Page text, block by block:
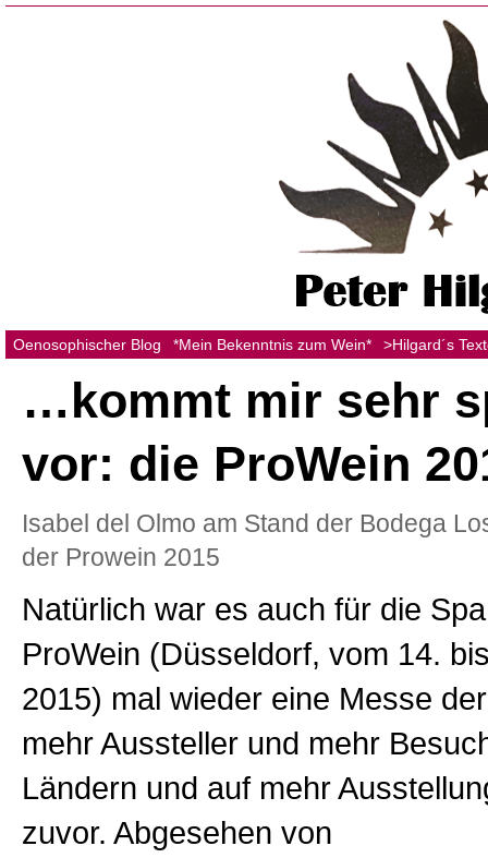
Oenosophischer Blog *Mein Bekenntnis zum Wein* >Hilgard´s
…kommt mir sehr
vor: die ProWein
Isabel del Olmo am Stand der Bodega
der Prowein 2015
Natürlich war es auch für die
ProWein (Düsseldorf, vom 14.
2015) mal wieder eine Messe
mehr Aussteller und mehr
Ländern und auf mehr
zuvor. Abgesehen von